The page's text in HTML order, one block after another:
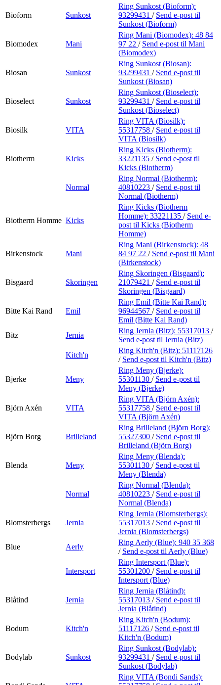
Bioform Sunkost
Ring Sunkost (Bioform):
93299431 / Send e-post til
Sunkost (Bioform)
Biomodex Mani
Ring Mani (Biomodex): 48 84
97 22 / Send e-post til Mani
(Biomodex)
Biosan Sunkost
Ring Sunkost (Biosan):
93299431 / Send e-post til
Sunkost (Biosan)
Bioselect Sunkost
Ring Sunkost (Bioselect):
93299431 / Send e-post til
Sunkost (Bioselect)
Biosilk VITA
Ring VITA (Biosilk):
55317758 / Send e-post til
VITA (Biosilk)
Biotherm Kicks
Ring Kicks (Biotherm):
33221135 / Send e-post til
Kicks (Biotherm)
Normal
Ring Normal (Biotherm):
40810223 / Send e-post til
Normal (Biotherm)
Biotherm Homme Kicks
Ring Kicks (Biotherm
Homme): 33221135 / Send e-
post til Kicks (Biotherm
Homme)
Birkenstock Mani
Ring Mani (Birkenstock): 48
84 97 22 / Send e-post til Mani
(Birkenstock)
Bisgaard Skoringen
Ring Skoringen (Bisgaard):
21079421 / Send e-post til
Skoringen (Bisgaard)
Bitte Kai Rand Emil
Ring Emil (Bitte Kai Rand):
96944567 / Send e-post til
Emil (Bitte Kai Rand)
Bitz
Jernia
Ring Jernia (Bitz): 55317013 /
Send e-post til Jernia (Bitz)
Kitch'n
Ring Kitch'n (Bitz): 51117126
/ Send e-post til Kitch'n (Bitz)
Bjerke Meny
Ring Meny (Bjerke):
55301130 / Send e-post til
Meny (Bjerke)
Björn Axén VITA
Ring VITA (Björn Axén):
55317758 / Send e-post til
VITA (Björn Axén)
Björn Borg Brilleland
Ring Brilleland (Björn Borg):
55327300 / Send e-post til
Brilleland (Björn Borg)
Blenda Meny
Ring Meny (Blenda):
55301130 / Send e-post til
Meny (Blenda)
Normal
Ring Normal (Blenda):
40810223 / Send e-post til
Normal (Blenda)
Blomsterbergs Jernia
Ring Jernia (Blomsterbergs):
55317013 / Send e-post til
Jernia (Blomsterbergs)
Blue
Aerly
Ring Aerly (Blue): 940 35 368
/ Send e-post til Aerly (Blue)
Intersport
Ring Intersport (Blue):
55301200 / Send e-post til
Intersport (Blue)
Blåtind Jernia
Ring Jernia (Blåtind):
55317013 / Send e-post til
Jernia (Blåtind)
Bodum Kitch'n
Ring Kitch'n (Bodum):
51117126 / Send e-post til
Kitch'n (Bodum)
Bodylab Sunkost
Ring Sunkost (Bodylab):
93299431 / Send e-post til
Sunkost (Bodylab)
Ring VITA (Bondi Sands):